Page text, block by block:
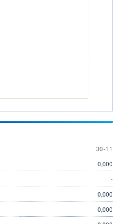
30
30-11
0,000
-
0,000
0,000